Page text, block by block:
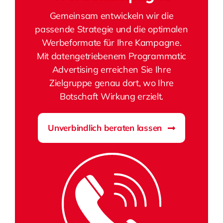
Gemeinsam entwickeln wir die
passende Strategie und die optimalen
Werbeformate für Ihre Kampagne.
Mit datengetriebenem Programmatic
Advertising erreichen Sie Ihre
Zielgruppe genau dort, wo Ihre
Botschaft Wirkung erzielt.
Unverbindlich beraten lassen